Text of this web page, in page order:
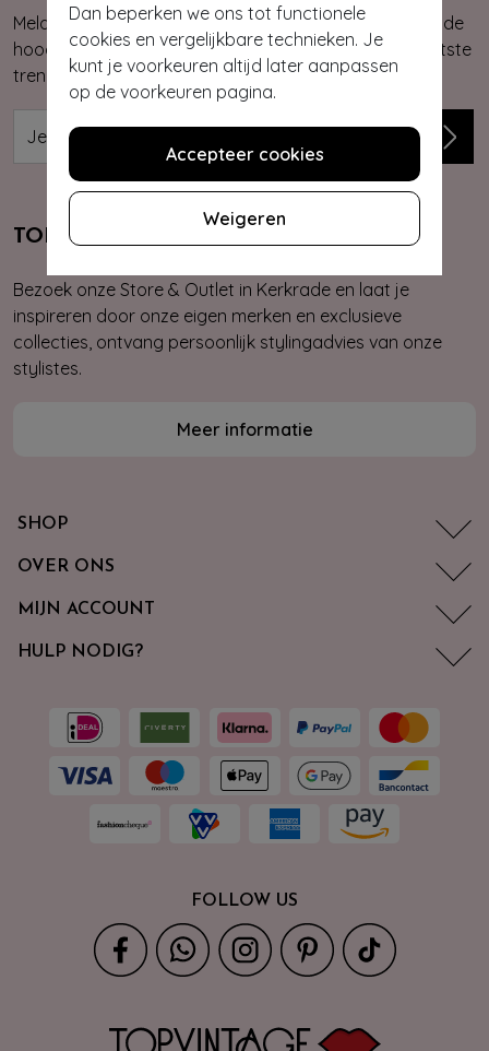
Dan beperken we ons tot functionele
cookies en vergelijkbare technieken. Je
kunt je voorkeuren altijd later aanpassen
op de voorkeuren pagina.
Accepteer cookies
Weigeren
Meld je aan voor onze nieuwsbrief. Zo ben je altijd op de
hoogte van onze nieuwste & exclusieve collecties, laatste
trends, kortingsacties en giveaways.
TOPVINTAGE STORE & OUTLET
Bezoek onze Store & Outlet in Kerkrade en laat je
inspireren door onze eigen merken en exclusieve
collecties, ontvang persoonlijk stylingadvies van onze
stylistes.
Meer informatie
SHOP
OVER ONS
MIJN ACCOUNT
HULP NODIG?
FOLLOW US